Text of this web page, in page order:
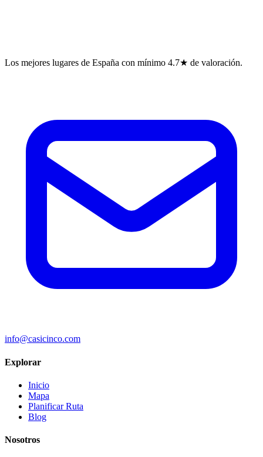
Los mejores lugares de España con mínimo 4.7★ de valoración.
info@casicinco.com
Explorar
Inicio
Mapa
Planificar Ruta
Blog
Nosotros